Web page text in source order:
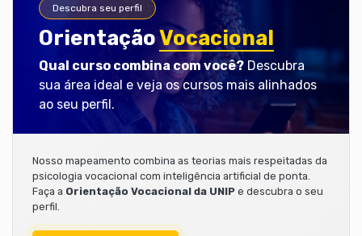
Descubra seu perfil
OrientaçãoVocacional
Qual curso combina com você? Descubra
sua área ideal e veja os cursos mais alinhados
ao seu perfil.
Nosso mapeamento combina as teorias mais respeitadas da
psicologia vocacional com inteligência artificial de ponta.
Faça a Orientação Vocacional da UNIP e descubra o seu
perfil.